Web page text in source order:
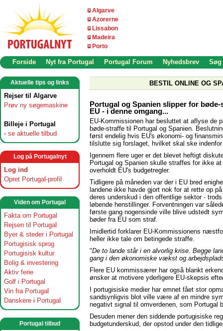
Algarve
Azorerne
Lissabon
Madeira
Porto
Forside Nyt fra Portugal Portugal Forum Nyhedsbrev Søg
Aktuelle tips og links
Rejser til Algarve
Prøv ny søgemaskine
Billeje i Portugal
- se aktuelle tilbud
Log på Portugalnyt
Log ind
Opret Portugal-profil
Viden om Portugal
Fakta om Portugal
Rejsen til Portugal
Byer & steder i Portugal
Portugisisk sprog
Portugisisk kultur
Bolig & investering
Aktiv ferie
Golf i Portugal
Vin fra Portugal
Danskere i Portugal
Portugal tilbud
BESTIL ONLINE OG
Portugal og Spanien slipper for
EU - i denne omgang...
EU-Kommissionen har besluttet at aflyse de
bøde-straffe til Portugal og Spanien.
først endelig hvis EU's økonomi- og
tilslutte sig forslaget, hvilket skal ske
Igennem flere uger er det blevet heftigt
Portugal og Spanien skulle straffes for ikke at
overholdt EU's budgetregler.
Tidligere på måneden var der i EU bred
landene ikke havde gjort nok for at rette op på
deres underskud i den offentlige sektor -
løbende henstillinger. Forventningen var
første gang nogensinde ville blive udstedt
bøder fra EU som straf.
Imidlertid forklarer EU-Kommissionens
heller ikke tale om betingede straffe.
"De to lande står i en alvorlig krise. Begge
gang i den økonomiske vækst og
Flere EU kommissærer har også blankt
ønsker at motivere yderligere EU-skepsis
I portugisiske medier har emnet fået stor
sandsynligvis blot ville være af en mindre
negativt signal til omverdenen, som Portugal
Desuden mener den siddende portugisiske
budgetunderskud, der opstod under den